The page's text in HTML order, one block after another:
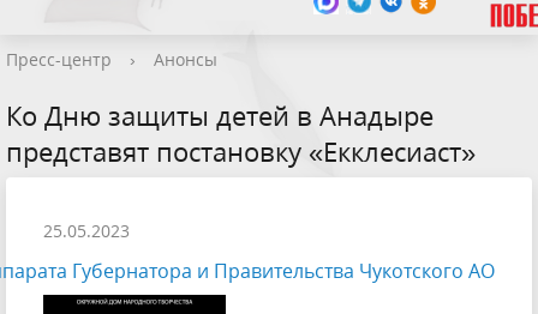
Пресс-центр › Анонсы
Ко Дню защиты детей в Анадыре
представят постановку «Екклесиаст»
25.05.2023
Губернатора и Правительства Чукотского АО